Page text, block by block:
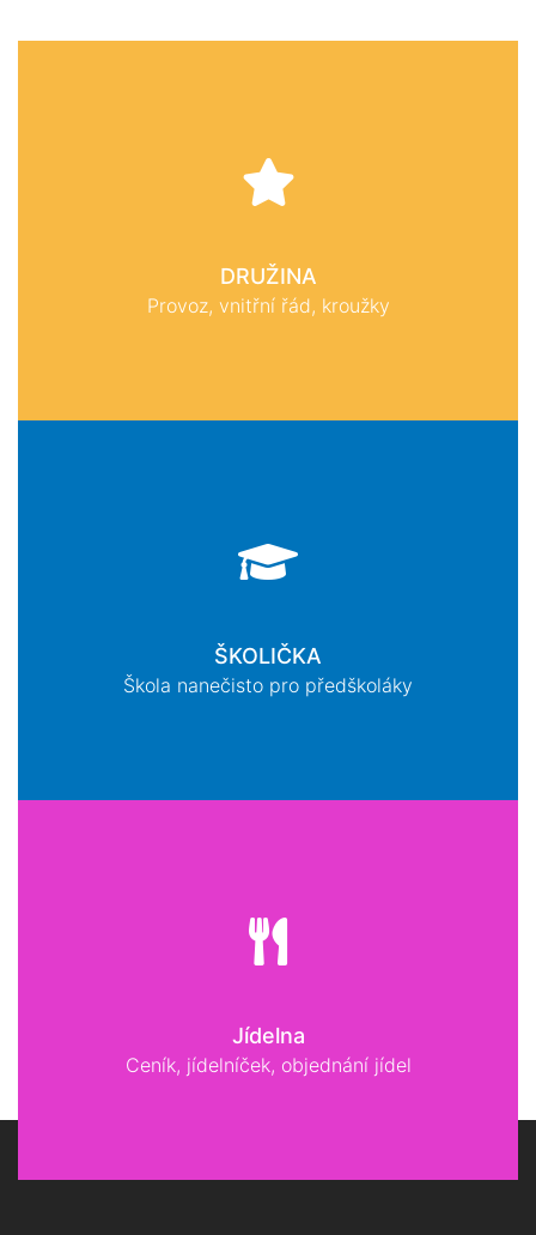
DRUŽINA
Provoz, vnitřní řád, kroužky
ŠKOLIČKA
Škola nanečisto pro předškoláky
Jídelna
Ceník, jídelníček, objednání jídel